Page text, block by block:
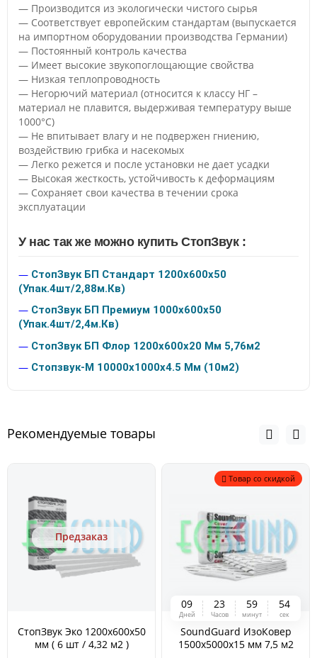
— Производится из экологически чистого сырья
— Соответствует европейским стандартам (выпускается
на импортном оборудовании производства Германии)
— Постоянный контроль качества
— Имеет высокие звукопоглощающие свойства
— Низкая теплопроводность
— Негорючий материал (относится к классу НГ –
материал не плавится, выдерживая температуру выше
1000°С)
— Не впитывает влагу и не подвержен гниению,
воздействию грибка и насекомых
— Легко режется и после установки не дает усадки
— Высокая жесткость, устойчивость к деформациям
— Сохраняет свои качества в течении срока
эксплуатации
У нас так же можно купить СтопЗвук :
— СтопЗвук БП Стандарт 1200х600х50
(Упак.4шт/2,88м.Кв)
— СтопЗвук БП Премиум 1000х600х50
(Упак.4шт/2,4м.Кв)
— СтопЗвук БП Флор 1200х600х20 Мм 5,76м2
— Стопзвук-М 10000х1000х4.5 Мм (10м2)
Рекомендуемые товары
Предзаказ
СтопЗвук Эко 1200х600х50
мм ( 6 шт / 4,32 м2 )
Товар со скидкой
09
Дней
23
Часов
59
минут
54
сек
SoundGuard ИзоКовер
1500x5000x15 мм 7,5 м2